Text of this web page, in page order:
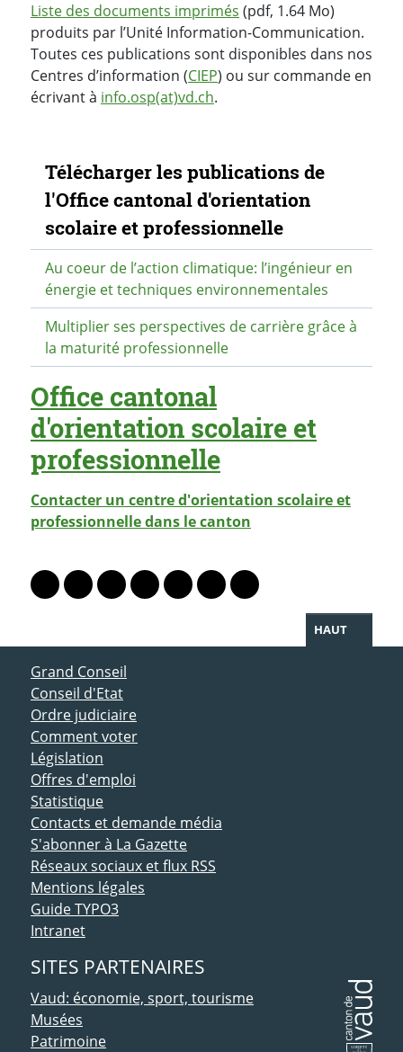
Liste des documents imprimés (pdf, 1.64 Mo)
produits par l’Unité Information-Communication.
Toutes ces publications sont disponibles dans nos
Centres d’information (CIEP) ou sur commande en
écrivant à info.osp(at)vd.ch.
Navigation secondaire
Télécharger les publications de
l'Office cantonal d'orientation
scolaire et professionnelle
Au coeur de l’action climatique: l’ingénieur en
énergie et techniques environnementales
Multiplier ses perspectives de carrière grâce à
la maturité professionnelle
Office cantonal
d'orientation scolaire et
professionnelle
Contacter un centre d'orientation scolaire et
professionnelle dans le canton
Lien vers le profil Mastodon
Lien vers le profil Bluesky
Lien vers le profil Instagram
Lien vers le profil Linkedin
Lien vers le profil Facebook
Lien vers le profil Twitter
Partager par WhatsApp
HAUT
ACCÈS DIRECT
Grand Conseil
Conseil d'Etat
Ordre judiciaire
Comment voter
Législation
Offres d'emploi
Statistique
Contacts et demande média
S'abonner à La Gazette
Réseaux sociaux et flux RSS
Mentions légales
Guide TYPO3
Intranet
SITES PARTENAIRES
Vaud: économie, sport, tourisme
Musées
Patrimoine